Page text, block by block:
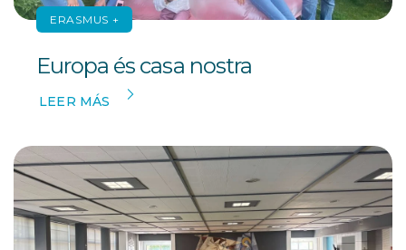
ERASMUS +
Europa és casa nostra
LEER MÁS